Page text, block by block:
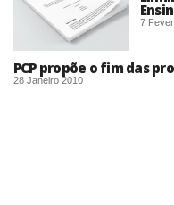
7
PCP propõe o fim das
28 Janeiro 2010